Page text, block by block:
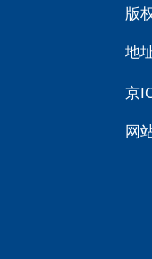
版
地
京
网